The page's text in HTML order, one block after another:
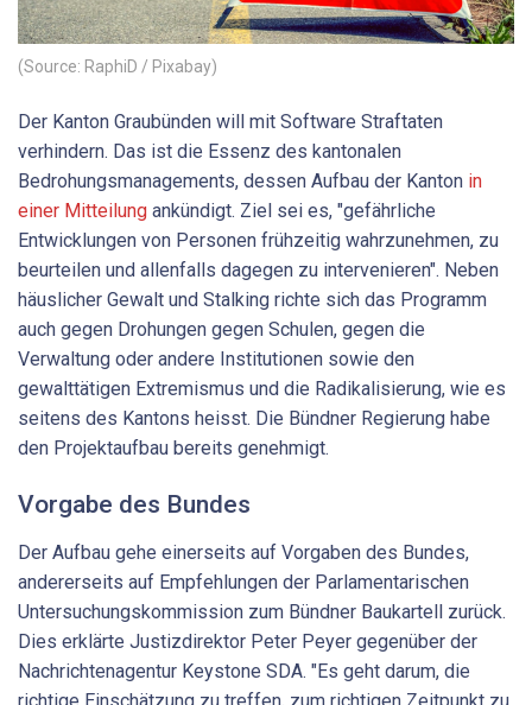
(Source: RaphiD / Pixabay)
Der Kanton Graubünden will mit Software Straftaten
verhindern. Das ist die Essenz des kantonalen
Bedrohungsmanagements, dessen Aufbau der Kanton in
einer Mitteilung ankündigt. Ziel sei es, "gefährliche
Entwicklungen von Personen frühzeitig wahrzunehmen, zu
beurteilen und allenfalls dagegen zu intervenieren". Neben
häuslicher Gewalt und Stalking richte sich das Programm
auch gegen Drohungen gegen Schulen, gegen die
Verwaltung oder andere Institutionen sowie den
gewalttätigen Extremismus und die Radikalisierung, wie es
seitens des Kantons heisst. Die Bündner Regierung habe
den Projektaufbau bereits genehmigt.
Vorgabe des Bundes
Der Aufbau gehe einerseits auf Vorgaben des Bundes,
andererseits auf Empfehlungen der Parlamentarischen
Untersuchungskommission zum Bündner Baukartell zurück.
Dies erklärte Justizdirektor Peter Peyer gegenüber der
Nachrichtenagentur Keystone SDA. "Es geht darum, die